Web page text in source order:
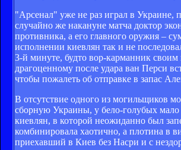
"Арсенал" уже не раз играл в
случайно же накануне матча доктор
противника, а его главного оружия –
исполнении киевлян так и не
3-й минуте, будто вор-карманник
драгоценному после удара ван Перси
чтобы пожалеть об отправке в запас
В отсутствие одного из могильщиков
сборную Украины, у бело-голубых мало
киевлян, в которой неожиданно был
комбинировала хаотично, а плотина в
приехавший в Киев без Насри и с